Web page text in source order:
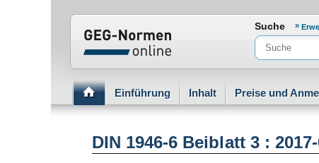
Normenportal Barrierefreiheit
Suche
Einführung Inhalt Preise und
DIN 1946-6 Beiblatt 3 :